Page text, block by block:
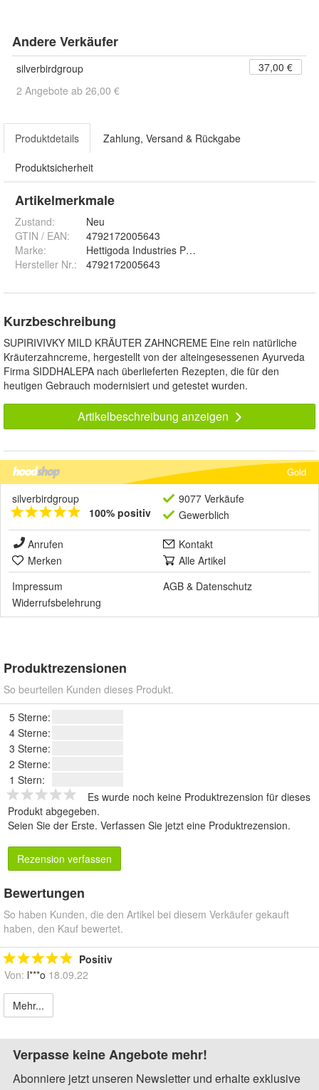
Andere Verkäufer
silverbirdgroup
37,00 €
2 Angebote ab 26,00 €
Produktdetails Zahlung, Versand & Rückgabe
Produktsicherheit
Artikelmerkmale
Zustand:
Neu
GTIN / EAN:
4792172005643
Marke:
Hettigoda Industries Pvt Ltd (Siddhalepa)
Hersteller Nr.:
4792172005643
Kurzbeschreibung
SUPIRIVIVKY MILD KRÄUTER ZAHNCREME Eine rein natürliche
Kräuterzahncreme, hergestellt von der alteingesessenen Ayurveda
Firma SIDDHALEPA nach überlieferten Rezepten, die für den
heutigen Gebrauch modernisiert und getestet wurden.
Artikelbeschreibung anzeigen
Gold
silverbirdgroup
100% positiv
9077 Verkäufe
Gewerblich
Anrufen
Kontakt
Merken
Alle Artikel
Impressum
AGB & Datenschutz
Widerrufsbelehrung
Produktrezensionen
So beurteilen Kunden dieses Produkt.
5 Sterne:
4 Sterne:
3 Sterne:
2 Sterne:
1 Stern:
Es wurde noch keine Produktrezension für dieses
Produkt abgegeben.
Seien Sie der Erste. Verfassen Sie jetzt eine Produktrezension.
Rezension verfassen
Bewertungen
So haben Kunden, die den Artikel bei diesem Verkäufer gekauft
haben, den Kauf bewertet.
Positiv
Von: l***o 18.09.22
Mehr...
Verpasse keine Angebote mehr!
Abonniere jetzt unseren Newsletter und erhalte exklusive